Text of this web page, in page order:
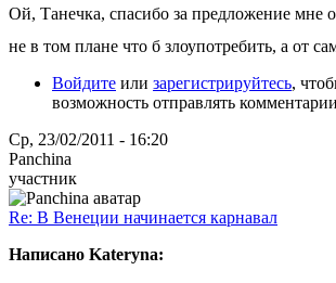
Ой, Танечка, спасибо за предложение мне
не в том плане что б злоупотребить, а от
Войдите или зарегистрируйтесь,
возможность отправлять комментарии
Ср, 23/02/2011 - 16:20
Panchina
участник
Re: В Венеции начинается карнавал
Написано Kateryna: